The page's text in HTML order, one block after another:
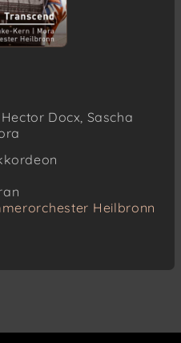
Docx, Sascha
Heilbronn